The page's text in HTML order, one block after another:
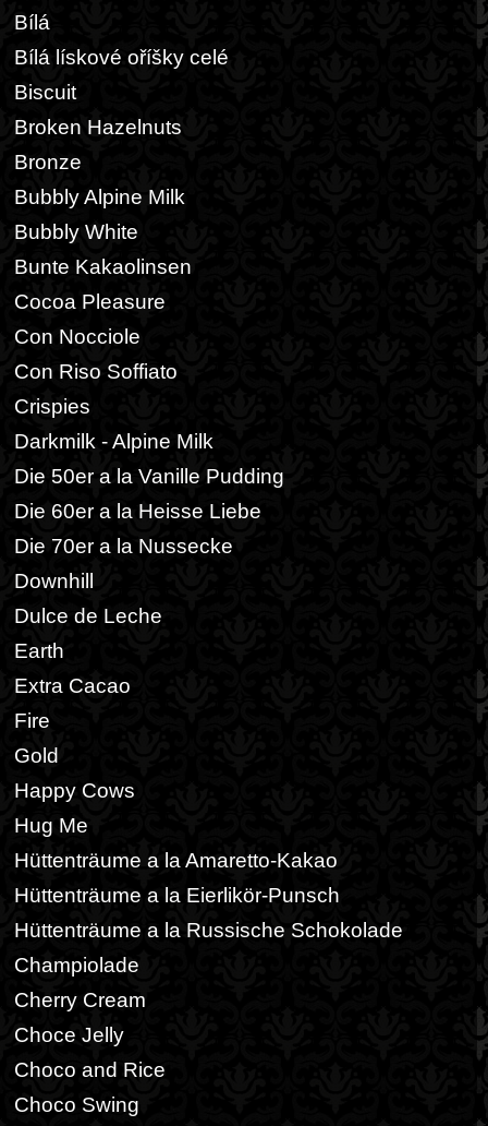
Bílá
Bílá lískové oříšky celé
Biscuit
Broken Hazelnuts
Bronze
Bubbly Alpine Milk
Bubbly White
Bunte Kakaolinsen
Cocoa Pleasure
Con Nocciole
Con Riso Soffiato
Crispies
Darkmilk - Alpine Milk
Die 50er a la Vanille Pudding
Die 60er a la Heisse Liebe
Die 70er a la Nussecke
Downhill
Dulce de Leche
Earth
Extra Cacao
Fire
Gold
Happy Cows
Hug Me
Hüttenträume a la Amaretto-Kakao
Hüttenträume a la Eierlikör-Punsch
Hüttenträume a la Russische Schokolade
Champiolade
Cherry Cream
Choce Jelly
Choco and Rice
Choco Swing